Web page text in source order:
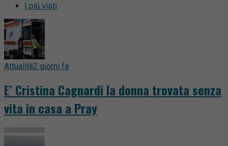
I più visti
Attualità2 giorni fa
E’ Cristina Cagnardi la donna trovata senza
vita in casa a Pray